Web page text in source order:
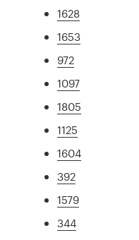
1628
1653
972
1097
1805
1125
1604
392
1579
344